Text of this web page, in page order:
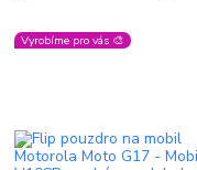
Vyrobíme pro vás 🎨